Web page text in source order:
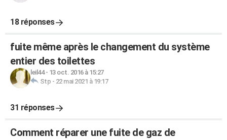
18 réponses
fuite même après le changement du système
entier des toilettes
leil44- 13 oct. 2016 à 15:27
Stp - 22 mai 2021 à 19:17
31 réponses
Comment réparer une fuite de gaz de